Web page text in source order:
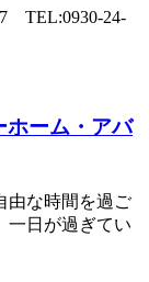
TEL:0930-24-
ホーム・アバ
由な時間を過ご
一日が過ぎてい